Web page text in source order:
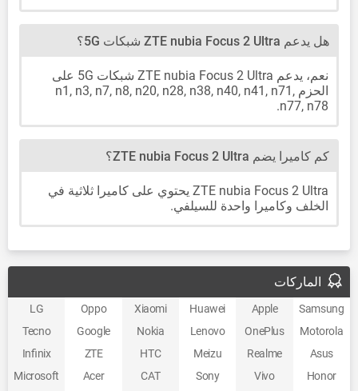
هل يدعم ZTE nubia Focus 2 Ultra شبكات 5G؟
نعم، يدعم ZTE nubia Focus 2 Ultra شبكات 5G على
الحزم n1, n3, n7, n8, n20, n28, n38, n40, n41, n71,
n77, n78.
كم كاميرا يضم ZTE nubia Focus 2 Ultra؟
ZTE nubia Focus 2 Ultra يحتوي على كاميرا ثلاثية في
الخلف وكاميرا واحدة للسيلفي.
الماركات
Samsung
Apple
Huawei
Xiaomi
Oppo
LG
Motorola
OnePlus
Lenovo
Nokia
Google
Tecno
Asus
Realme
Meizu
HTC
ZTE
Infinix
Honor
Vivo
Sony
CAT
Acer
Microsoft